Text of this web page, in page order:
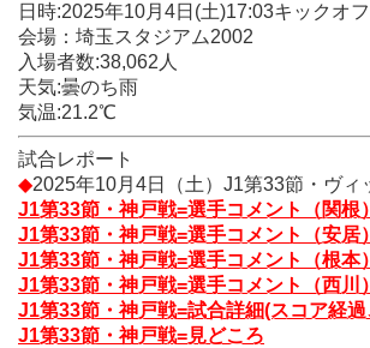
試合レポート
2025年10月4日（土）J1第33節・ヴィッセ
J1第33節・神戸戦=選手コメント（関根）
J1第33節・神戸戦=選手コメント（安居）
J1第33節・神戸戦=選手コメント（根本）
J1第33節・神戸戦=選手コメント（西川）
J1第33節・神戸戦=試合詳細(スコア経過、
J1第33節・神戸戦=見どころ
練習レポート
2025年10月4日（土）J1第33節・ヴィッセ
根本健太、無失点で終わることは絶対に
オフ明けの公開練習 10月は得点を決め、
日時:2025年10月4日(土)17:03キックオフ
会場：埼玉スタジアム2002
入場者数:38,062人
天気:曇のち雨
気温:21.2℃
試合レポート
◆2025年10月4日（土）J1第33節・ヴィ
J1第33節・神戸戦=選手コメント（関根）
J1第33節・神戸戦=選手コメント（安居）
J1第33節・神戸戦=選手コメント（根本）
J1第33節・神戸戦=選手コメント（西川）
J1第33節・神戸戦=試合詳細(スコア経
J1第33節・神戸戦=見どころ